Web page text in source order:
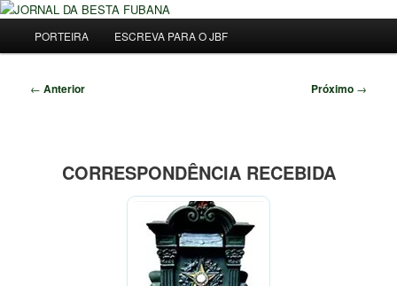
Pular
principal
JORNAL DA BESTA FUBANA
Uma Gazeta Escrota
principal
PORTEIRA ESCREVA PARA O JBF
Navegação
← Anterior Próximo →
CORRESPONDÊNCIA RECEBIDA